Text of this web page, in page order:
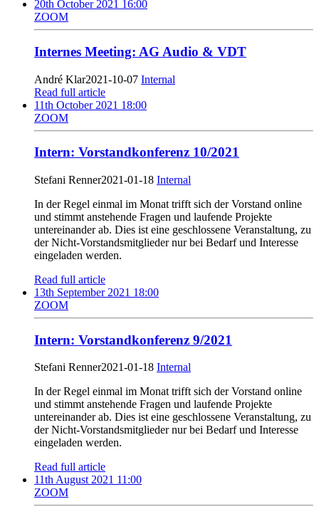
20th October 2021 16:00
ZOOM
Internes Meeting: AG Audio & VDT
André Klar2021-10-07 Internal
Read full article
11th October 2021 18:00
ZOOM
Intern: Vorstandkonferenz 10/2021
Stefani Renner2021-01-18 Internal
In der Regel einmal im Monat trifft sich der Vorstand online
und stimmt anstehende Fragen und laufende Projekte
untereinander ab. Dies ist eine geschlossene Veranstaltung, zu
der Nicht-Vorstandsmitglieder nur bei Bedarf und Interesse
eingeladen werden.
Read full article
13th September 2021 18:00
ZOOM
Intern: Vorstandkonferenz 9/2021
Stefani Renner2021-01-18 Internal
In der Regel einmal im Monat trifft sich der Vorstand online
und stimmt anstehende Fragen und laufende Projekte
untereinander ab. Dies ist eine geschlossene Veranstaltung, zu
der Nicht-Vorstandsmitglieder nur bei Bedarf und Interesse
eingeladen werden.
Read full article
11th August 2021 11:00
ZOOM